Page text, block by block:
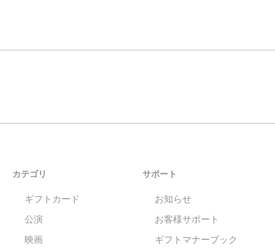
カテゴリ
ギフトカード
公演
映画
サポート
お知らせ
お客様サポート
ギフトマナーブック